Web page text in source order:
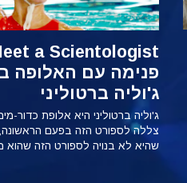
פנימה עם האלופה
ג'וליה ברטוליני
ג'וליה ברטוליני היא אלופת כדור-
צללה לספורט הזה בפעם
שהיא לא בנויה לספורט הזה שהוא